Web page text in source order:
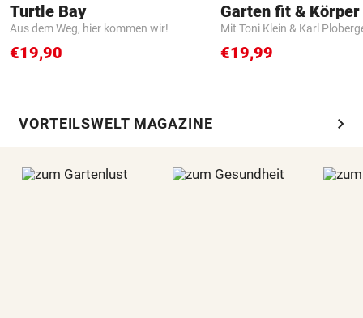
Turtle Bay
Aus dem Weg, hier kommen wir!
€19,90
Garten fit &
Mit Toni Klein & Karl
€19,99
VORTEILSWELT MAGAZINE chevron_right